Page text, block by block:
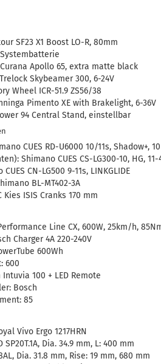
SF23 X1 Boost LO-R, 80mm
Apollo 65, extra matte black
Skybeamer 300, 6-24V
Wheel ICR-51.9 ZS56/38
Pimento XE with Brakelight, 6-36V
94 Central Stand, einstellbar
CUES RD-U6000 10/11s, Shadow+,
Shimano CUES CS-LG300-10, HG, 11-
CN-LG500 9-11s, LINKGLIDE
BL-MT402-3A
Kies ISIS Cranks 170 mm
Line CX, 600W, 25km/h,
Charger 4A 220-240V
600Wh
600
100 + LED Remote
Bosch
85
Vivo Ergo 1217HRN
Dia. 34.9 mm, L: 400 mm
Dia. 31.8 mm, Rise: 19 mm, 680 mm